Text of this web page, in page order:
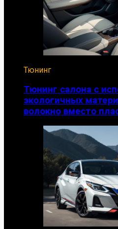
Тюнинг
Тюнинг салона с
экологичных
волокно вместо